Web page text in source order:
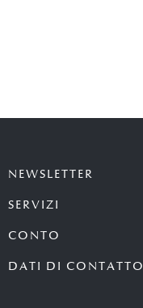
NEWSLETTER
SERVIZI
CONTO
DATI DI CONTATTO